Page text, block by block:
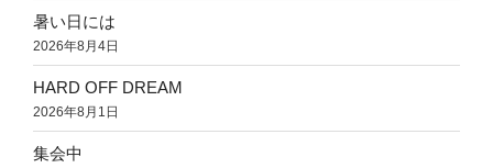
暑い日には
2026年8月4日
HARD OFF DREAM
2026年8月1日
集会中